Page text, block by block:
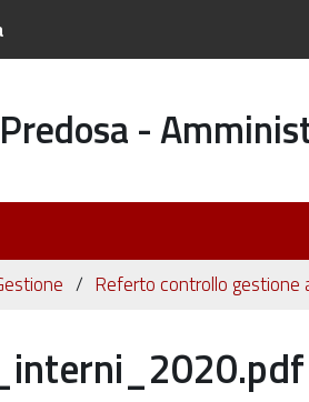
-
Referto controllo gestione